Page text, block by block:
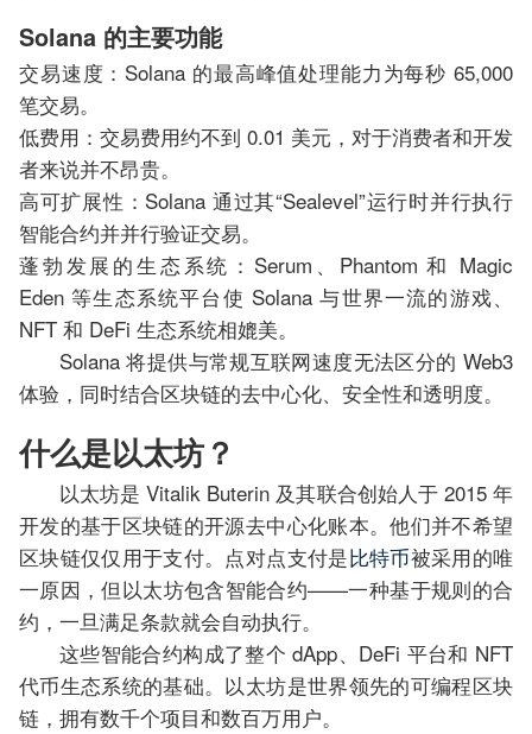
Solana 的主要功能
交易速度：Solana 的最高峰值处理能力为每秒 65,000
笔交易。
低费用：交易费用约不到 0.01 美元，对于消费者和开发
者来说并不昂贵。
高可扩展性：Solana 通过其“Sealevel”运行时并行执行
智能合约并并行验证交易。
蓬勃发展的生态系统：Serum、Phantom 和 Magic
Eden 等生态系统平台使 Solana 与世界一流的游戏、
NFT 和 DeFi 生态系统相媲美。
Solana 将提供与常规互联网速度无法区分的 Web3
体验，同时结合区块链的去中心化、安全性和透明度。
什么是以太坊？
以太坊是 Vitalik Buterin 及其联合创始人于 2015 年
开发的基于区块链的开源去中心化账本。他们并不希望
区块链仅仅用于支付。点对点支付是比特币被采用的唯
一原因，但以太坊包含智能合约——一种基于规则的合
约，一旦满足条款就会自动执行。
这些智能合约构成了整个 dApp、DeFi 平台和 NFT
代币生态系统的基础。以太坊是世界领先的可编程区块
链，拥有数千个项目和数百万用户。